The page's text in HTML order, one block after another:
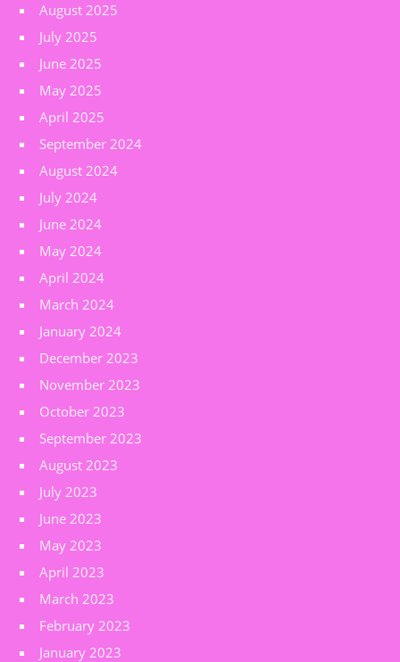
August 2025
July 2025
June 2025
May 2025
April 2025
September 2024
August 2024
July 2024
June 2024
May 2024
April 2024
March 2024
January 2024
December 2023
November 2023
October 2023
September 2023
August 2023
July 2023
June 2023
May 2023
April 2023
March 2023
February 2023
January 2023